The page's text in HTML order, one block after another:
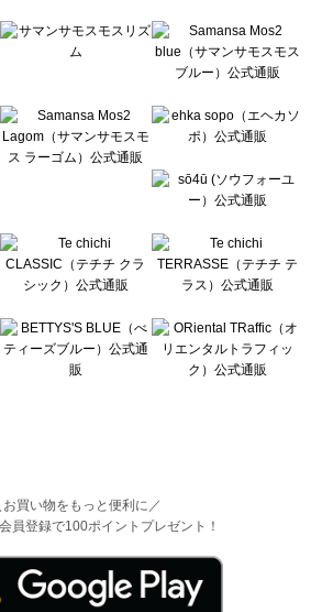
）の一覧
ルー）の一覧
の一覧
お買い物をもっと便利に／
員登録で100ポイントプレゼント！